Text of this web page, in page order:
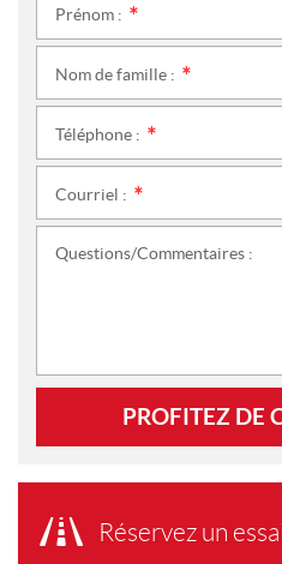
Prénom :
Nom de famille :
Téléphone :
Courriel :
Questions/Commentaires :
PROFITEZ DE
Réservez un